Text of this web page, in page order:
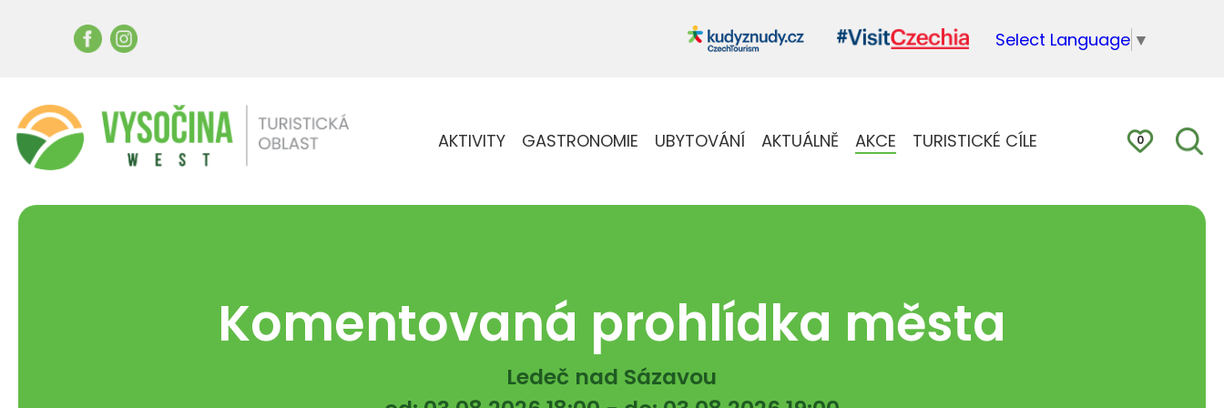
Select Language ▼
AKTIVITY GASTRONOMIE UBYTOVÁNÍ AKTUÁLNĚ AKCE TURISTICKÉ CÍLE 0
Komentovaná prohlídka města
Ledeč nad Sázavou